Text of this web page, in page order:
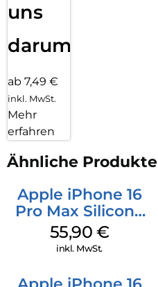
uns
darum!
ab 7,49 €
inkl. MwSt.
Mehr
erfahren
Ähnliche Produkte
Apple iPhone 16
Pro Max Silicone
Case MagSafe
Stone Gray
55,90 €
inkl. MwSt.